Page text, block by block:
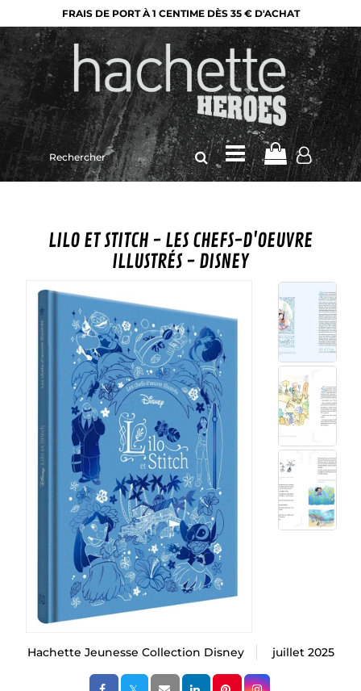
FRAIS DE PORT À 1 CENTIME DÈS 35 € D'ACHAT
Rechercher
sur
le
LILO ET STITCH - LES CHEFS-D'OEUVRE
ILLUSTRÉS - DISNEY
Hachette Jeunesse Collection Disney juillet 2025